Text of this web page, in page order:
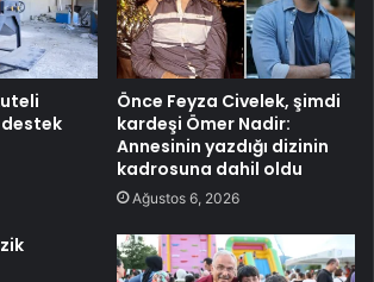
Önce Feyza Civelek, şimdi
kardeşi Ömer Nadir:
Annesinin yazdığı dizinin
kadrosuna dahil oldu
Ağustos 6, 2026